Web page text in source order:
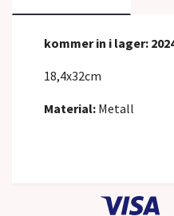
kommer in i lager:
18,4x32cm
Material: Metall